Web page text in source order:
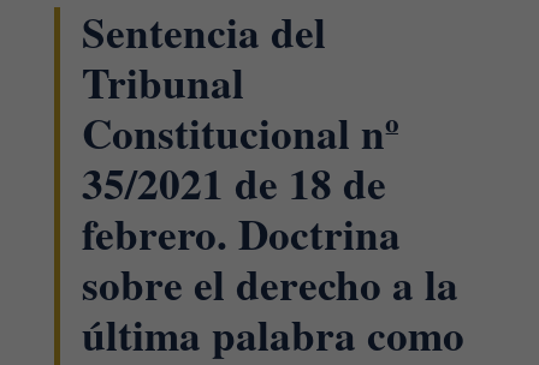
Sentencia del
Tribunal
Constitucional nº
35/2021 de 18 de
febrero. Doctrina
sobre el derecho a la
última palabra como